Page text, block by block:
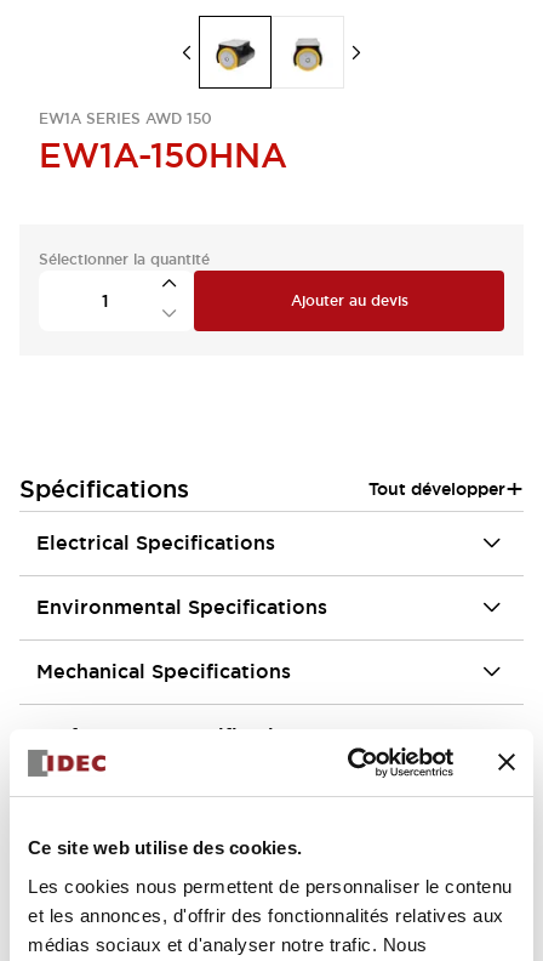
Ce site web utilise des cookies.
Les cookies nous permettent de personnaliser le contenu
et les annonces, d'offrir des fonctionnalités relatives aux
médias sociaux et d'analyser notre trafic. Nous
EW1A SERIES AWD 150
EW1A-150HNA
Sélectionner la quantité
Ajouter au devis
Spécifications Tout développer+
Electrical Specifications
Environmental Specifications
Mechanical Specifications
Performance Specifications
Other Specifications
Documents et fichiers